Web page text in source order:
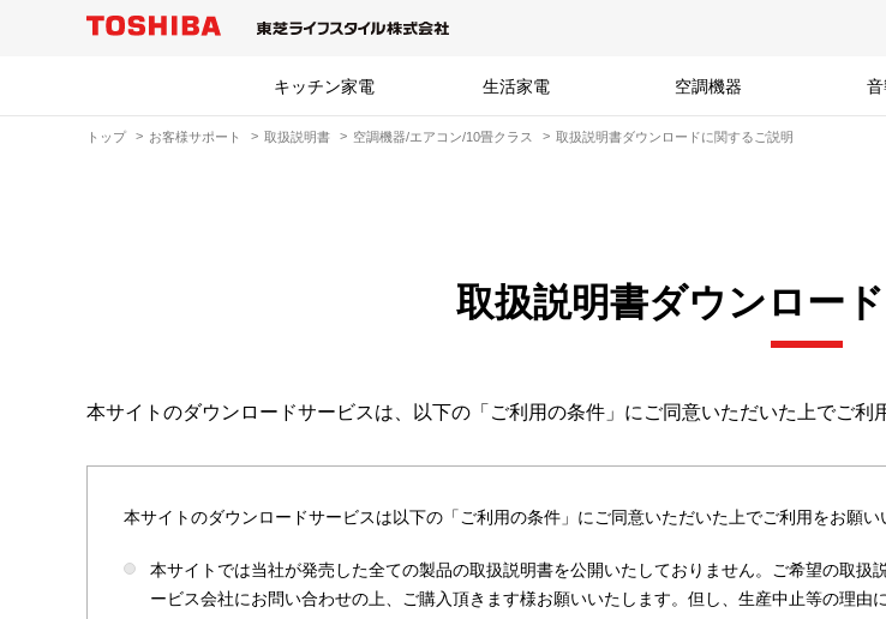
キッチン家電 生活家電 空調機器
トップ お客様サポート 取扱説明書 空調機器/エアコン/10畳クラス 取扱説明書ダウンロードに関するご説明
取扱説明書ダウンロー
本サイトのダウンロードサービスは、以下の「ご利用の条件」にご同意いただいた上でご利
本サイトのダウンロードサービスは以下の「ご利用の条件」にご同意いただいた上でご利用をお願い
本サイトでは当社が発売した全ての製品の取扱説明書を公開いたしておりません。ご希望の取
ービス会社にお問い合わせの上、ご購入頂きます様お願いいたします。但し、生産中止等の理由